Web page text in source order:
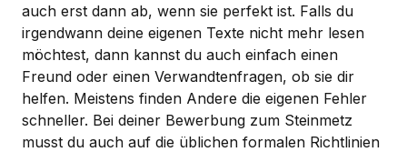
auch erst dann ab, wenn sie perfekt ist. Falls du
irgendwann deine eigenen Texte nicht mehr lesen
möchtest, dann kannst du auch einfach einen
Freund oder einen Verwandtenfragen, ob sie dir
helfen. Meistens finden Andere die eigenen Fehler
schneller. Bei deiner Bewerbung zum Steinmetz
musst du auch auf die üblichen formalen Richtlinien